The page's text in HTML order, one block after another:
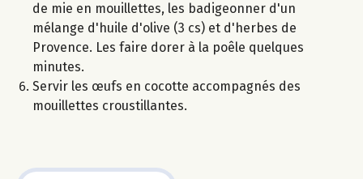
de mie en mouillettes, les badigeonner d'un
mélange d'huile d'olive (3 cs) et d'herbes de
Provence. Les faire dorer à la poêle quelques
minutes.
Servir les œufs en cocotte accompagnés des
mouillettes croustillantes.